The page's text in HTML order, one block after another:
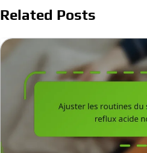
Related Posts